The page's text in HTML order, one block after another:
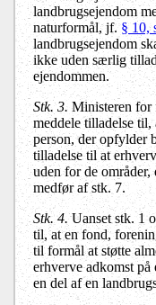
landbrugsejendom
naturformål, jf. § 10,
landbrugsejendom
ikke uden særlig
ejendommen.
Stk. 3. Ministeren for
meddele tilladelse
person, der opfylder
tilladelse til at
uden for de områder,
medfør af stk. 7.
Stk. 4. Uanset stk. 1
til, at en fond,
til formål at støtte
erhverve adkomst
en del af en